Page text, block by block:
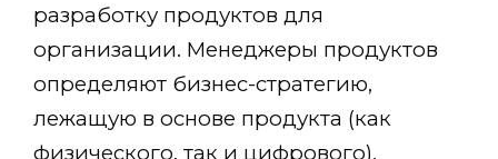
разработку продуктов для
организации. Менеджеры продуктов
определяют бизнес-стратегию,
лежащую в основе продукта (как
физического, так и цифрового),